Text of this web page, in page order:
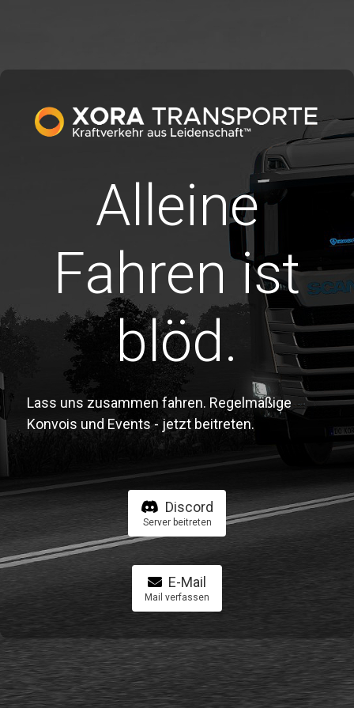
Alleine
Fahren ist
blöd.
Lass uns zusammen fahren. Regelmäßige
Konvois und Events - jetzt beitreten.
Discord
Server beitreten
E-Mail
Mail verfassen